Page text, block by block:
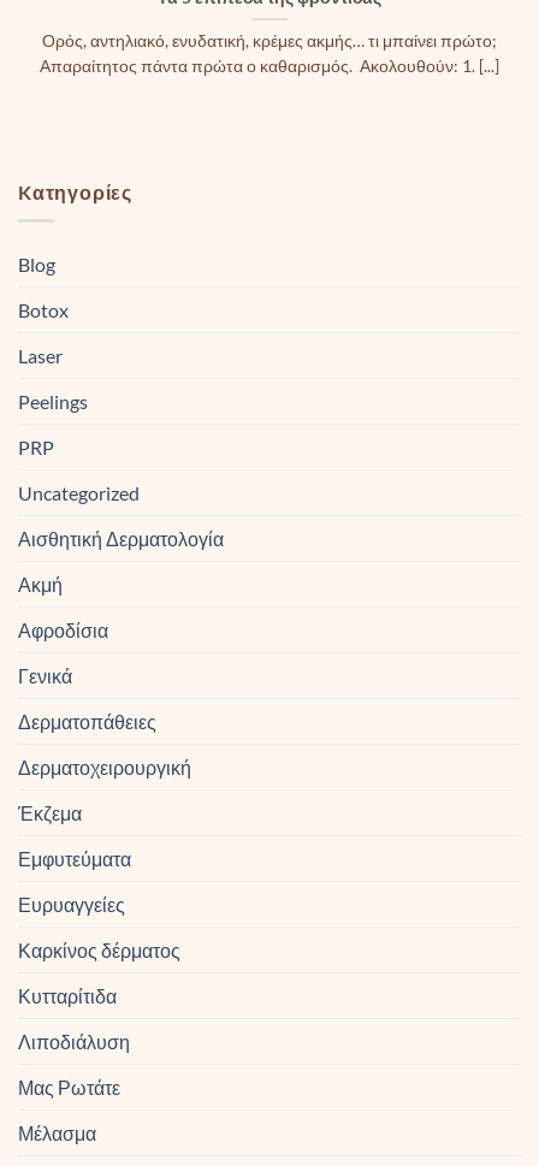
Ορός, αντηλιακό, ενυδατική, κρέμες ακμής… τι μπαίνει πρώτο;
Απαραίτητος πάντα πρώτα ο καθαρισμός. Ακολουθούν: 1. [...]
Kατηγορίες
Blog
Botox
Laser
Peelings
PRP
Uncategorized
Αισθητική Δερματολογία
Ακμή
Αφροδίσια
Γενικά
Δερματοπάθειες
Δερματοχειρουργική
Έκζεμα
Εμφυτεύματα
Ευρυαγγείες
Καρκίνος δέρματος
Κυτταρίτιδα
Λιποδιάλυση
Μας Ρωτάτε
Μέλασμα